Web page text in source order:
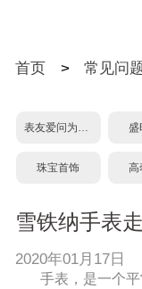
首页 > 常见问
表友爱问为什么？ 盛
珠宝首饰 高
雪铁纳手表
2020年01月17日
手表，是一个